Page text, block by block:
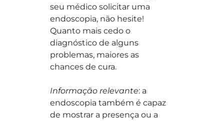
seu médico solicitar uma
endoscopia, não hesite!
Quanto mais cedo o
diagnóstico de alguns
problemas, maiores as
chances de cura.
Informação relevante: a
endoscopia também é capaz
de mostrar a presença ou a